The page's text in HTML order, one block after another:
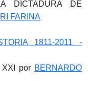
DICTADURA DE
FARINA
1811-2011 -
XXI por BERNARDO